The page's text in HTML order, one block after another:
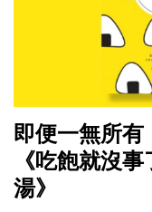
即便一無所
《吃飽就沒
湯》